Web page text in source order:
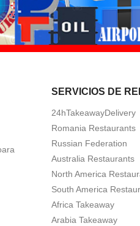
SERVICIOS DE
24hTakeawayDelivery
Romania Restaurants
Russian Federation
Australia Restaurants
North America
South America
Africa Takeaway
Arabia Takeaway